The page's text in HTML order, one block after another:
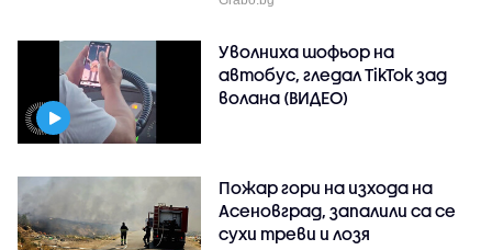
Уволниха шофьор на
автобус, гледал TikTok зад
волана (ВИДЕО)
Пожар гори на изхода на
Асеновград, запалили са се
сухи треви и лозя